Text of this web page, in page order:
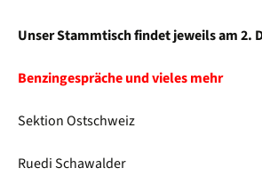
Unser Stammtisch findet jeweils am 2.
Benzingespräche und vieles mehr
Sektion Ostschweiz
Ruedi Schawalder